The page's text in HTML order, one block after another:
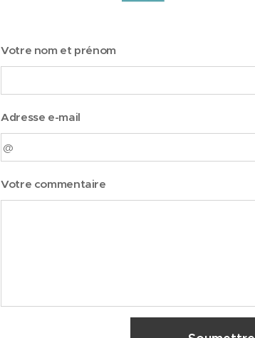
Votre nom et prénom
Adresse e-mail
Votre commentaire